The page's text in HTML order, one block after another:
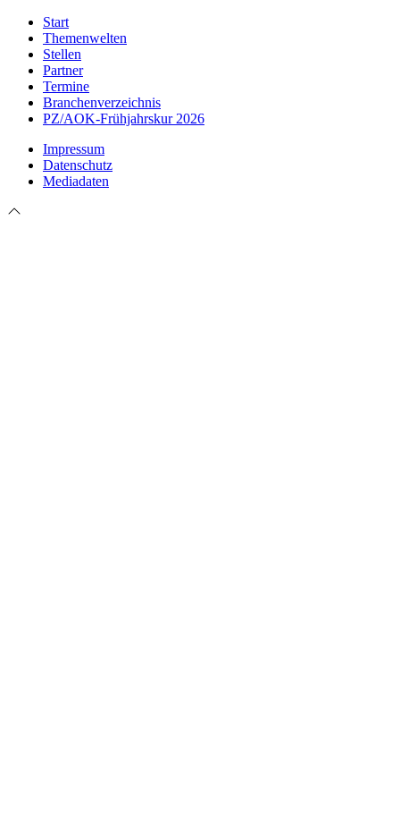
Start
Themenwelten
Stellen
Partner
Termine
Branchenverzeichnis
PZ/AOK-Frühjahrskur 2026
Impressum
Datenschutz
Mediadaten